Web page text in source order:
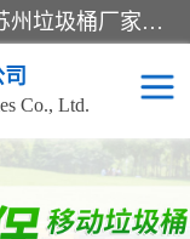
苏州多麦公共设施有限公司是一家苏州垃圾桶厂家，主营：塑料垃圾桶、分类果皮箱、户外园林椅、保安岗亭等产品厂家。全国统一热线电话：17105580222。公司组建完善的团队。设计人员，能根据客户要求，提供适合的设计方案，来满足客户的需求。
Co., Ltd.
亭